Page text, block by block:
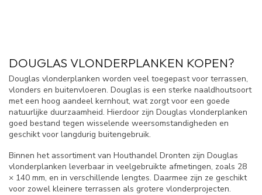
DOUGLAS VLONDERPLANKEN KOPEN?
Douglas vlonderplanken worden veel toegepast voor terrassen,
vlonders en buitenvloeren. Douglas is een sterke naaldhoutsoort
met een hoog aandeel kernhout, wat zorgt voor een goede
natuurlijke duurzaamheid. Hierdoor zijn Douglas vlonderplanken
goed bestand tegen wisselende weersomstandigheden en
geschikt voor langdurig buitengebruik.
Binnen het assortiment van Houthandel Dronten zijn Douglas
vlonderplanken leverbaar in veelgebruikte afmetingen, zoals 28
× 140 mm, en in verschillende lengtes. Daarmee zijn ze geschikt
voor zowel kleinere terrassen als grotere vlonderprojecten.